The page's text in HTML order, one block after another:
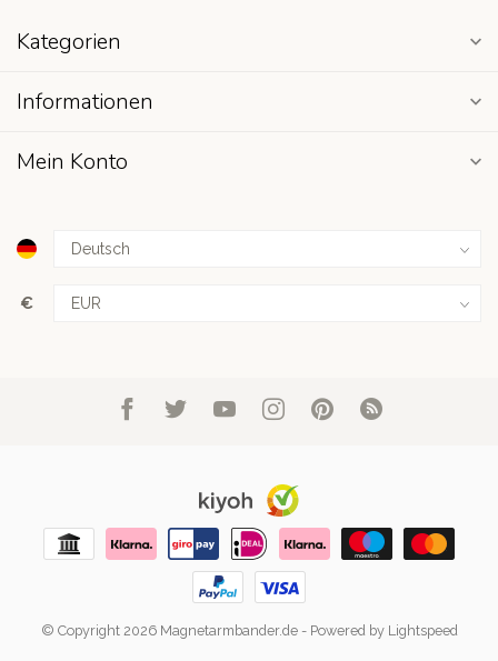
Kategorien
Informationen
Mein Konto
€
© Copyright 2026 Magnetarmbander.de- Powered by Lightspeed